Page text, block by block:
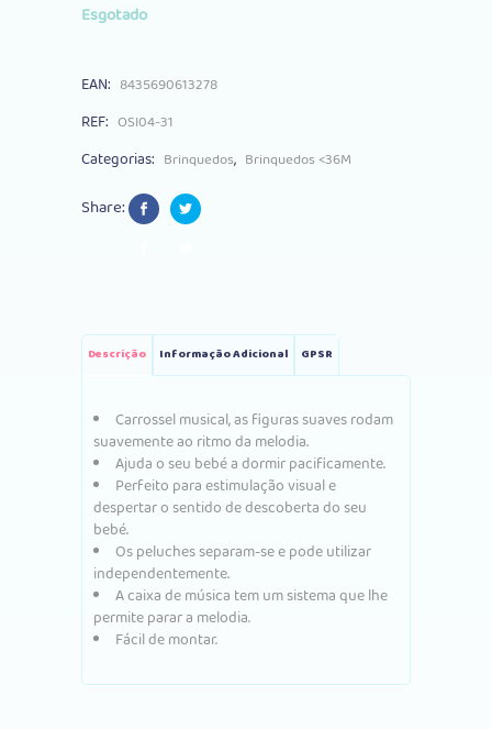
Esgotado
EAN: 8435690613278
REF: OSI04-31
Categorias: Brinquedos, Brinquedos <36M
Share:
Descrição Informação Adicional GPSR
Carrossel musical, as figuras suaves rodam
suavemente ao ritmo da melodia.
Ajuda o seu bebé a dormir pacificamente.
Perfeito para estimulação visual e
despertar o sentido de descoberta do seu
bebé.
Os peluches separam-se e pode utilizar
independentemente.
A caixa de música tem um sistema que lhe
permite parar a melodia.
Fácil de montar.